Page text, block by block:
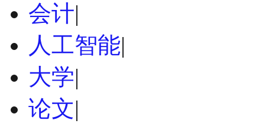
会计|
人工智能|
大学|
论文|